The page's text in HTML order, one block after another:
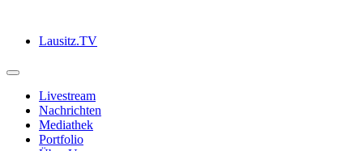
springenLausitz.TV
Toggle
NavigationLivestream
Nachrichten
Mediathek
Portfolio